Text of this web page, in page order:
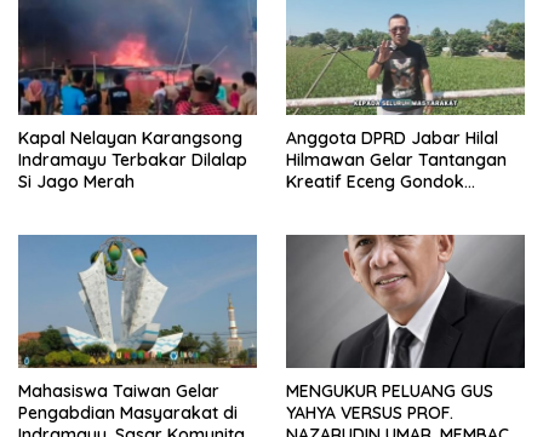
Kapal Nelayan Karangsong
Indramayu Terbakar Dilalap
Si Jago Merah
Anggota DPRD Jabar Hilal
Hilmawan Gelar Tantangan
Kreatif Eceng Gondok
Mahasiswa Taiwan Gelar
Pengabdian Masyarakat di
MENGUKUR PELUANG GUS
YAHYA VERSUS PROF.